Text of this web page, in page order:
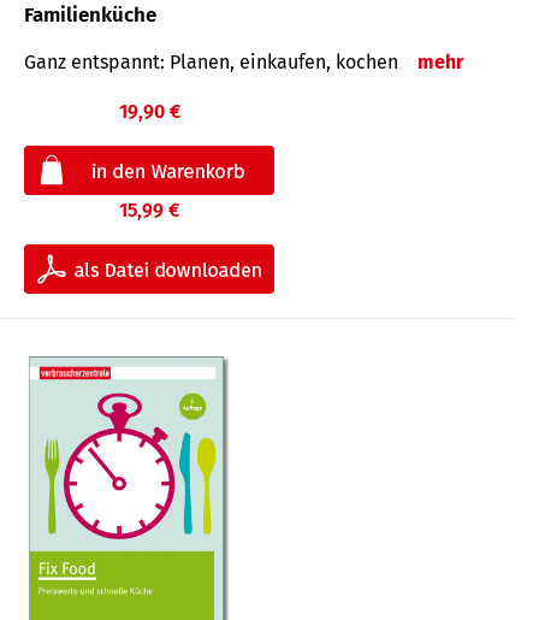
Familienküche
Ganz entspannt: Planen, einkaufen, kochen mehr
19,90 €
15,99 €